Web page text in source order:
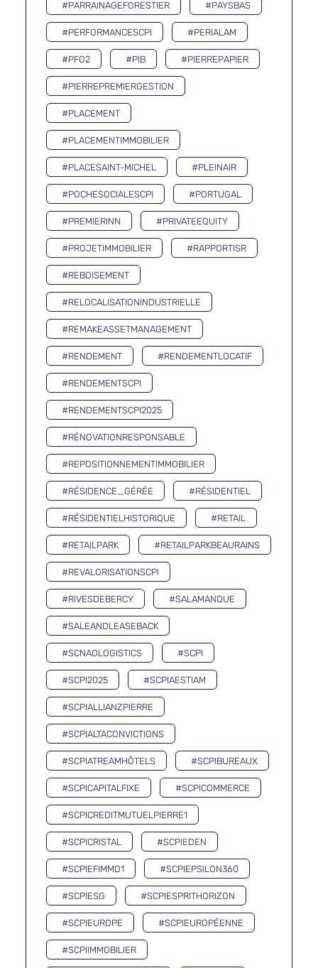
#PARRAINAGEFORESTIER #PAYSBAS
#PERFORMANCESCPI #PERIALAM
#PFO2 #PIB #PIERREPAPIER
#PIERREPREMIERGESTION
#PLACEMENT
#PLACEMENTIMMOBILIER
#PLACESAINT-MICHEL #PLEINAIR
#POCHESOCIALESCPI #PORTUGAL
#PREMIERINN #PRIVATEEQUITY
#PROJETIMMOBILIER #RAPPORTISR
#REBOISEMENT
#RELOCALISATIONINDUSTRIELLE
#REMAKEASSETMANAGEMENT
#RENDEMENT #RENDEMENTLOCATIF
#RENDEMENTSCPI
#RENDEMENTSCPI2025
#RÉNOVATIONRESPONSABLE
#REPOSITIONNEMENTIMMOBILIER
#RÉSIDENCE_GÉRÉE #RÉSIDENTIEL
#RÉSIDENTIELHISTORIQUE #RETAIL
#RETAILPARK #RETAILPARKBEAURAINS
#REVALORISATIONSCPI
#RIVESDEBERCY #SALAMANQUE
#SALEANDLEASEBACK
#SCNAOLOGISTICS #SCPI
#SCPI2025 #SCPIAESTIAM
#SCPIALLIANZPIERRE
#SCPIALTACONVICTIONS
#SCPIATREAMHÔTELS #SCPIBUREAUX
#SCPICAPITALFIXE #SCPICOMMERCE
#SCPICREDITMUTUELPIERRE1
#SCPICRISTAL #SCPIEDEN
#SCPIEFIMMO1 #SCPIEPSILON360
#SCPIESG #SCPIESPRITHORIZON
#SCPIEUROPE #SCPIEUROPÉENNE
#SCPIIMMOBILIER